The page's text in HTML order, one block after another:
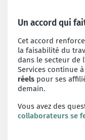
Un accord qui
Cet accord
la faisabilité du
dans le secteur de
Services continue
réels pour ses
demain.
Vous avez des
collaborateurs se